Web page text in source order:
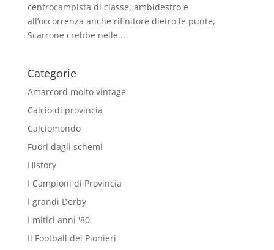
centrocampista di classe, ambidestro e
all’occorrenza anche rifinitore dietro le punte,
Scarrone crebbe nelle...
Categorie
Amarcord molto vintage
Calcio di provincia
Calciomondo
Fuori dagli schemi
History
I Campioni di Provincia
I grandi Derby
I mitici anni '80
Il Football dei Pionieri